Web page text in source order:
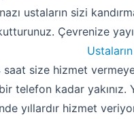
ustaların sizi
Çevrenize
size hizmet
telefon kadar
yıllardır hizmet